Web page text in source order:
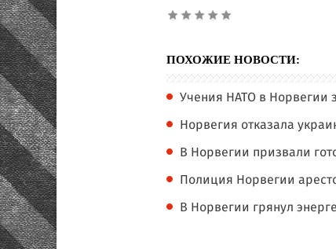
ПОХОЖИЕ НОВОСТИ:
Учения НАТО в Норвегии
Норвегия отказала
В Норвегии призвали
Полиция Норвегии
В Норвегии грянул